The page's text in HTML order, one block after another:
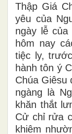
Thập Giá
yêu của
ngày lễ
hôm nay
tiệc ly,
hành tôn ý
Chúa Giêsu
ngàng là
khăn thắt
Cử chỉ rửa
khiêm